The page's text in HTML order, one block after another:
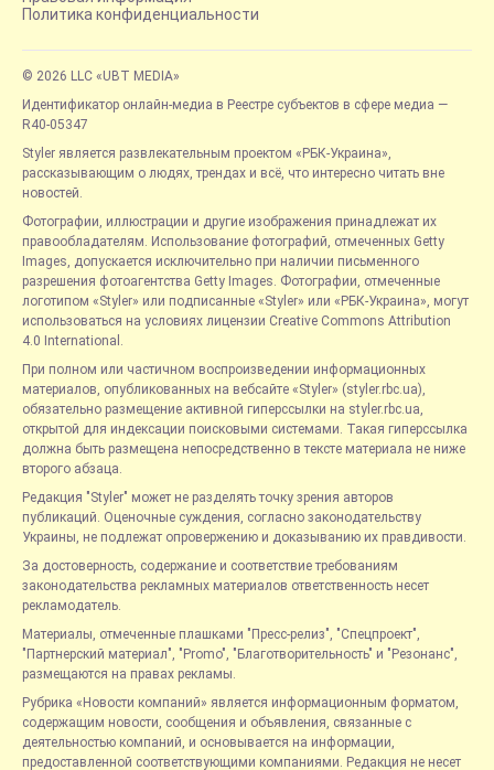
Политика конфиденциальности
© 2026 LLC «UBT MEDIA»
Идентификатор онлайн-медиа в Реестре субъектов в сфере медиа —
R40-05347
Styler является развлекательным проектом «РБК-Украина»,
рассказывающим о людях, трендах и всё, что интересно читать вне
новостей.
Фотографии, иллюстрации и другие изображения принадлежат их
правообладателям. Использование фотографий, отмеченных Getty
Images, допускается исключительно при наличии письменного
разрешения фотоагентства Getty Images. Фотографии, отмеченные
логотипом «Styler» или подписанные «Styler» или «РБК-Украина», могут
использоваться на условиях лицензии Creative Commons Attribution
4.0 International.
При полном или частичном воспроизведении информационных
материалов, опубликованных на вебсайте «Styler» (styler.rbc.ua),
обязательно размещение активной гиперссылки на styler.rbc.ua,
открытой для индексации поисковыми системами. Такая гиперссылка
должна быть размещена непосредственно в тексте материала не ниже
второго абзаца.
Редакция "Styler" может не разделять точку зрения авторов
публикаций. Оценочные суждения, согласно законодательству
Украины, не подлежат опровержению и доказыванию их правдивости.
За достоверность, содержание и соответствие требованиям
законодательства рекламных материалов ответственность несет
рекламодатель.
Материалы, отмеченные плашками "Пресс-релиз", "Спецпроект",
"Партнерский материал", "Promo", "Благотворительность" и "Резонанс",
размещаются на правах рекламы.
Рубрика «Новости компаний» является информационным форматом,
содержащим новости, сообщения и объявления, связанные с
деятельностью компаний, и основывается на информации,
предоставленной соответствующими компаниями. Редакция не несет